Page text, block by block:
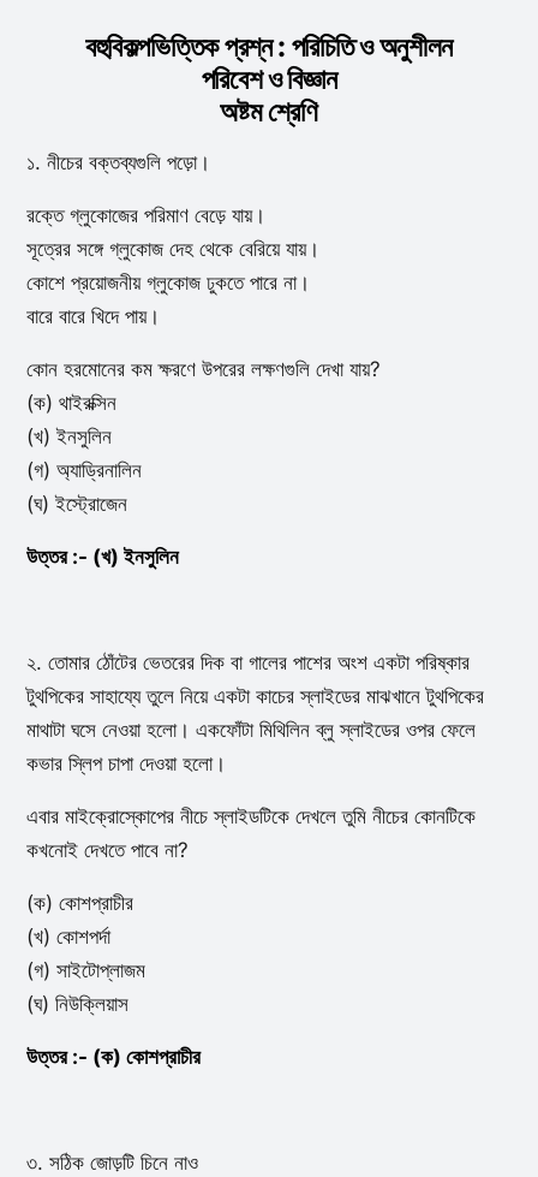
বহুবিকল্পভিত্তিক প্রশ্ন : পরিচিতি ও অনুশীলন
পরিবেশ ও বিজ্ঞান
অষ্টম শ্রেণি
১. নীচের বক্তব্যগুলি পড়ো।
রক্তে গ্লুকোজের পরিমাণ বেড়ে যায়।
সূত্রের সঙ্গে গ্লুকোজ দেহ থেকে বেরিয়ে যায়।
কোশে প্রয়োজনীয় গ্লুকোজ ঢুকতে পারে না।
বারে বারে খিদে পায়।
কোন হরমোনের কম ক্ষরণে উপরের লক্ষণগুলি দেখা যায়?
(ক) থাইরক্সিন
(খ) ইনসুলিন
(গ) অ্যাড্রিনালিন
(ঘ) ইস্ট্রোজেন
উত্তর :- (খ) ইনসুলিন
২. তোমার ঠোঁটের ভেতরের দিক বা গালের পাশের অংশ একটা পরিষ্কার
টুথপিকের সাহায্যে তুলে নিয়ে একটা কাচের স্লাইডের মাঝখানে টুথপিকের
মাথাটা ঘসে নেওয়া হলো। একফোঁটা মিথিলিন ব্লু স্লাইডের ওপর ফেলে
কভার স্লিপ চাপা দেওয়া হলো।
এবার মাইক্রোস্কোপের নীচে স্লাইডটিকে দেখলে তুমি নীচের কোনটিকে
কখনোই দেখতে পাবে না?
(ক) কোশপ্রাচীর
(খ) কোশপর্দা
(গ) সাইটোপ্লাজম
(ঘ) নিউক্লিয়াস
উত্তর :- (ক) কোশপ্রাচীর
৩. সঠিক জোড়টি চিনে নাও